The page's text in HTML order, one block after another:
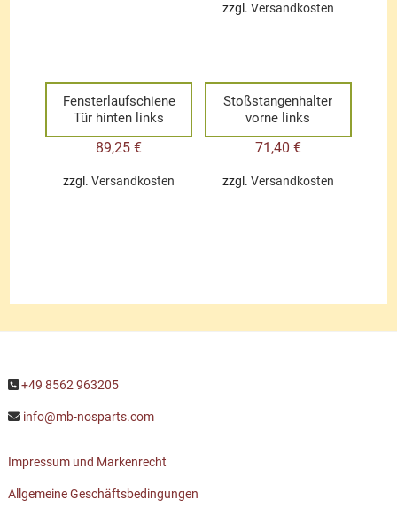
zzgl. Versandkosten
Fensterlaufschiene
Tür hinten links
89,25€
zzgl.Versandkosten
Stoßstangenhalter
vorne links
71,40 €
zzgl. Versandkosten
+49 8562 963205
info@mb-nosparts.com
Impressum und Markenrecht
Allgemeine Geschäftsbedingungen